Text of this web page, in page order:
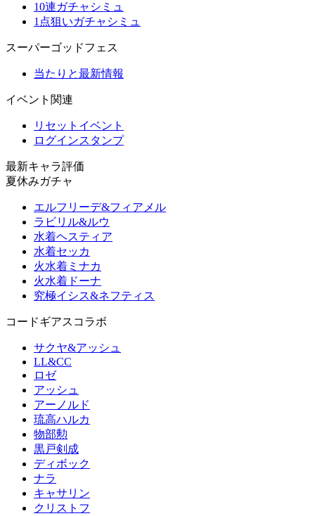
10連ガチャシミュ
1点狙いガチャシミュ
スーパーゴッドフェス
当たりと最新情報
イベント関連
リセットイベント
ログインスタンプ
最新キャラ評価
夏休みガチャ
エルフリーデ&フィアメル
ラビリル&ルウ
水着ヘスティア
水着セッカ
火水着ミナカ
火水着ドーナ
究極イシス&ネフティス
コードギアスコラボ
サクヤ&アッシュ
LL&CC
ロゼ
アッシュ
アーノルド
琉高ハルカ
物部勲
黒戸剣成
ディボック
ナラ
キャサリン
クリストフ